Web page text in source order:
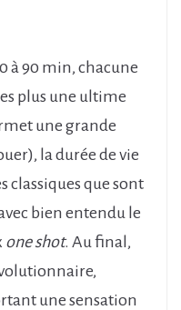
à 90 min, chacune
plus une ultime
une grande
la durée de vie
classiques que sont
bien entendu le
one shot. Au final,
une sensation